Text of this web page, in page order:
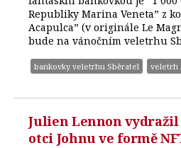
Republiky Marina Veneta” z
Acapulca” (v originále Le
bude na vánočním veletrhu
bankovky veletrhu Sběratel veletrh
Julien Lennon
otci Johnu ve formě